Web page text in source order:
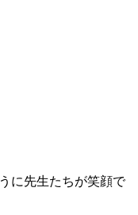
に先生たちが笑顔で